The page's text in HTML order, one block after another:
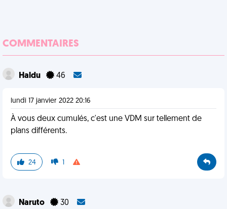
COMMENTAIRES
Haldu 46
lundi 17 janvier 2022 20:16
À vous deux cumulés, c'est une VDM sur tellement de
plans différents.
24 1
Naruto 30